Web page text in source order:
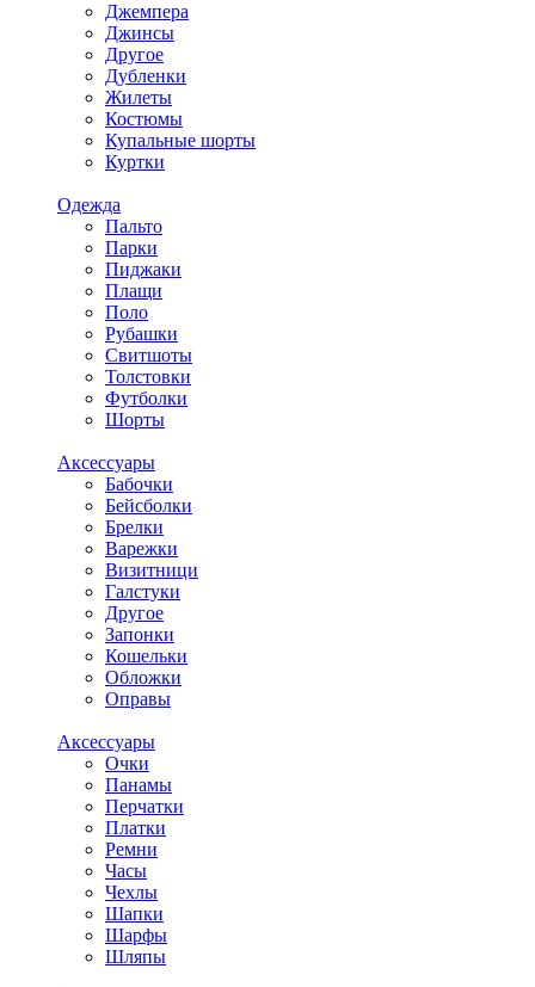
Джемпера
Джинсы
Другое
Дубленки
Жилеты
Костюмы
Купальные шорты
Куртки
Одежда
Пальто
Парки
Пиджаки
Плащи
Поло
Рубашки
Свитшоты
Толстовки
Футболки
Шорты
Аксессуары
Бабочки
Бейсболки
Брелки
Варежки
Визитници
Галстуки
Другое
Запонки
Кошельки
Обложки
Оправы
Аксессуары
Очки
Панамы
Перчатки
Платки
Ремни
Часы
Чехлы
Шапки
Шарфы
Шляпы